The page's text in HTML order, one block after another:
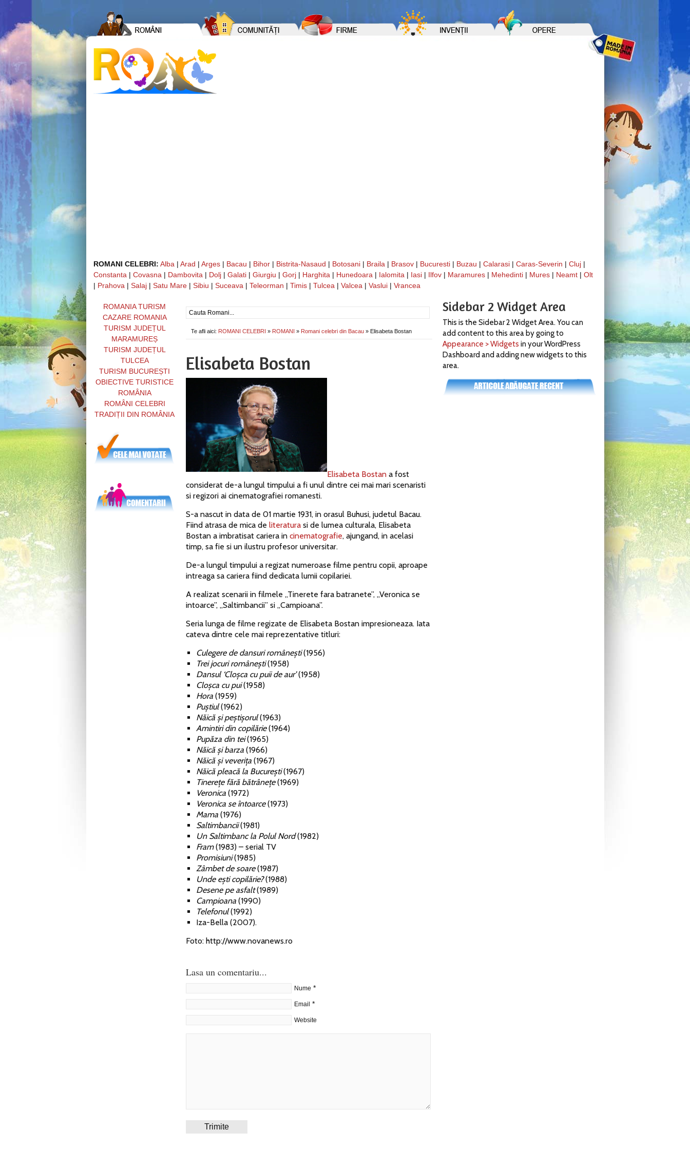
ROMANI CELEBRI: Alba | Arad | Arges | Bacau | Bihor | Bistrita-Nasaud | Botosani | Braila | Brasov | Bucuresti | Buzau | Calarasi | Caras-Severin | Cluj |
Constanta | Covasna | Dambovita | Dolj | Galati | Giurgiu | Gorj | Harghita | Hunedoara | Ialomita | Iasi | Ilfov | Maramures | Mehedinti | Mures | Neamt | Olt
| Prahova | Salaj | Satu Mare | Sibiu | Suceava | Teleorman | Timis | Tulcea | Valcea | Vaslui | Vrancea
Te afli aici: ROMANI CELEBRI » ROMANI » Romani celebri din Bacau » Elisabeta Bostan
Elisabeta Bostan
Elisabeta Bostan a fost
considerat de-a lungul timpului a fi unul dintre cei mai mari scenaristi
si regizori ai cinematografiei romanesti.
S-a nascut in data de 01 martie 1931, in orasul Buhusi, judetul Bacau.
Fiind atrasa de mica de literatura si de lumea culturala, Elisabeta
Bostan a imbratisat cariera in cinematografie, ajungand, in acelasi
timp, sa fie si un ilustru profesor universitar.
De-a lungul timpului a regizat numeroase filme pentru copii, aproape
intreaga sa cariera fiind dedicata lumii copilariei.
A realizat scenarii in filmele „Tinerete fara batranete”, „Veronica se
intoarce”, „Saltimbancii” si „Campioana”.
Seria lunga de filme regizate de Elisabeta Bostan impresioneaza. Iata
cateva dintre cele mai reprezentative titluri:
Culegere de dansuri românești(1956)
Trei jocuri românești(1958)
Dansul ‘Cloșca cu puii de aur’(1958)
Cloșca cu pui(1958)
Hora (1959)
Puștiul(1962)
Năică și peștișorul(1963)
Amintiri din copilărie(1964)
Pupăza din tei(1965)
Năică și barza (1966)
Năică și veverița (1967)
Năică pleacă la București(1967)
Tinerețe fără bătrânețe(1969)
Veronica (1972)
Veronica se întoarce(1973)
Mama (1976)
Saltimbancii(1981)
Un Saltimbanc la Polul Nord(1982)
Fram(1983) – serial TV
Promisiuni(1985)
Zâmbet de soare(1987)
Unde ești copilărie?(1988)
Desene pe asfalt(1989)
Campioana (1990)
Telefonul(1992)
Iza-Bella (2007).
Foto: http://www.novanews.ro
Lasa un comentariu...
Nume *
Email *
Website
ROMANIA TURISM
CAZARE ROMANIA
TURISM JUDEȚUL
MARAMUREȘ
TURISM JUDEȚUL
TULCEA
TURISM BUCUREȘTI
OBIECTIVE TURISTICE
ROMÂNIA
ROMÂNI CELEBRI
TRADIȚII DIN ROMÂNIA
Sidebar 2 Widget Area
This is the Sidebar 2 Widget Area. You can
add content to this area by going to
Appearance > Widgets in your WordPress
Dashboard and adding new widgets to this
area.